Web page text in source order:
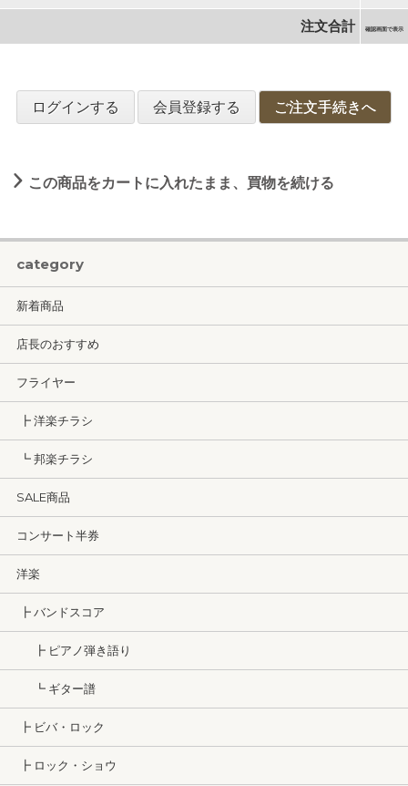
注文合計 確認画面で表示
ログインする 会員登録する ご注文手続きへ
この商品をカートに入れたまま、買物を続ける
category
新着商品
店長のおすすめ
フライヤー
┣ 洋楽チラシ
┗ 邦楽チラシ
SALE商品
コンサート半券
洋楽
┣ バンドスコア
┣ ピアノ弾き語り
┗ ギター譜
┣ ビバ・ロック
┣ ロック・ショウ